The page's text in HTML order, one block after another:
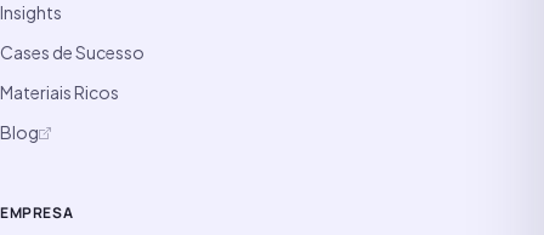
Insights
Cases de Sucesso
Materiais Ricos
Blog
EMPRESA